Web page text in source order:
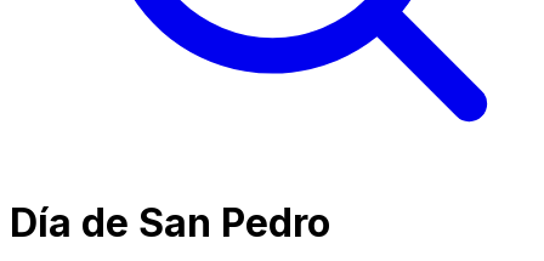
Día de San Pedro